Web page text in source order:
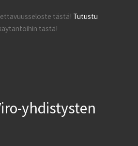
tästä! Tutustu
tästä!
yhdistysten